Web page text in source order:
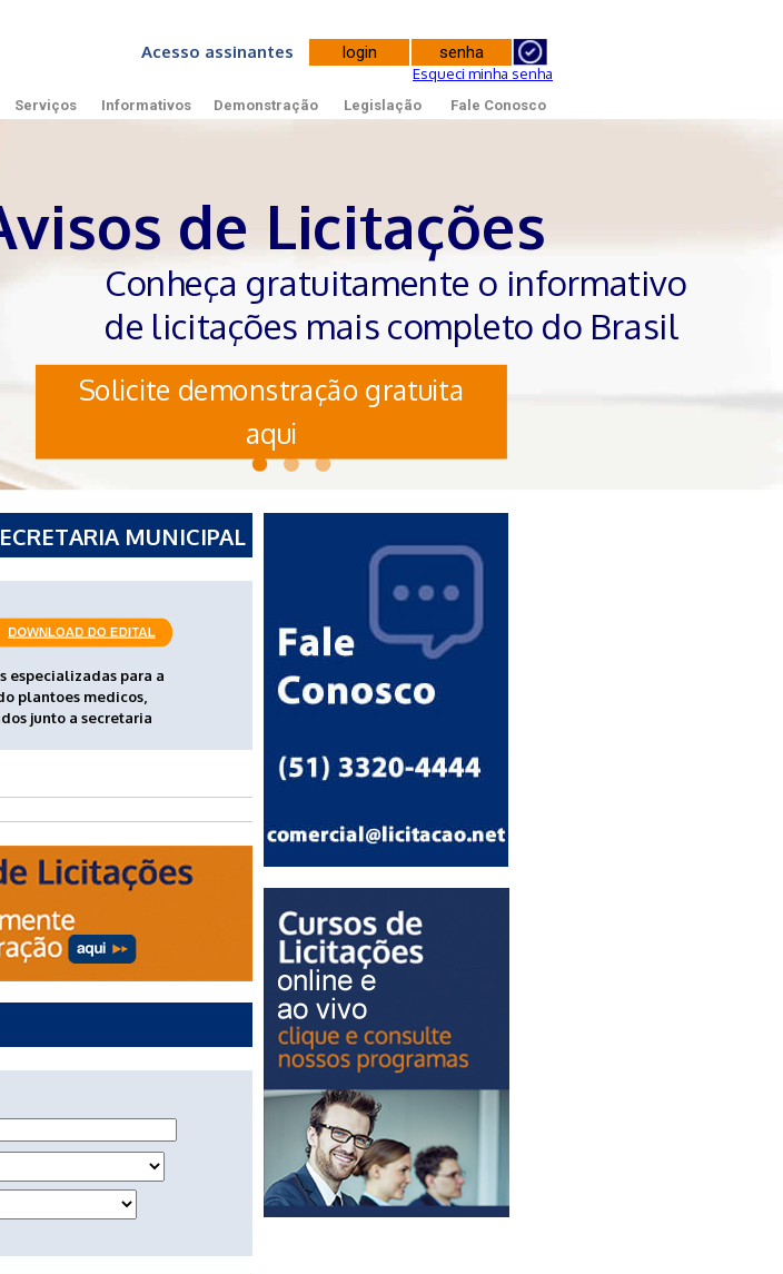
Acesso assinantes
Esqueci minha senha
Serviços Informativos Demonstração Legislação Fale Conosco
de Licitações
Conheça gratuitamente o informativo
de licitações mais completo do Brasil
Solicite demonstração gratuita
aqui
MUNICIPAL
especializadas para a
plantoes medicos,
junto a secretaria